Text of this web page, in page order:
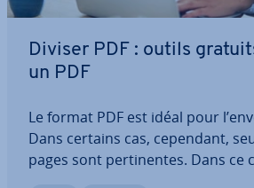
Diviser PDF : outils
un PDF
Le format PDF est idéal pour
Dans certains cas, cependant,
pages sont per­ti­nentes. Dans ce